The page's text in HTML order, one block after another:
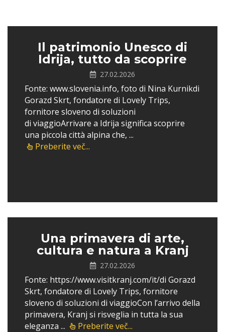
Il patrimonio Unesco di
Idrija, tutto da scoprire
27.02.2026
Fonte: www.slovenia.info, foto di Nina Kurnikdi
Gorazd Skrt, fondatore di Lovely Trips,
fornitore sloveno di soluzioni
di viaggioArrivare a Idrija significa scoprire
una piccola città alpina che, ...
Preberite več...
Una primavera di arte,
cultura e natura a Kranj
27.02.2026
Fonte: https://www.visitkranj.com/it/di Gorazd
Skrt, fondatore di Lovely Trips, fornitore
sloveno di soluzioni di viaggioCon l’arrivo della
primavera, Kranj si risveglia in tutta la sua
eleganza ...
Preberite več...